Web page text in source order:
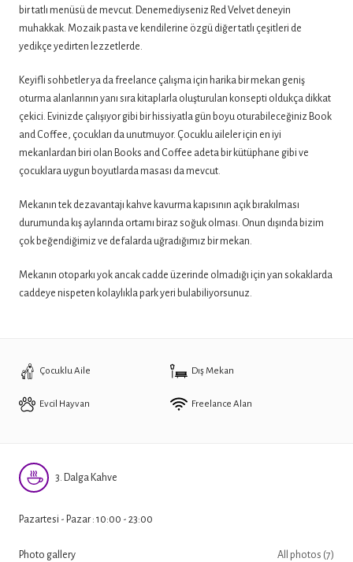
bir tatlı menüsü de mevcut. Denemediyseniz Red Velvet deneyin
muhakkak. Mozaik pasta ve kendilerine özgü diğer tatlı çeşitleri de
yedikçe yedirten lezzetlerde.
Keyifli sohbetler ya da freelance çalışma için harika bir mekan geniş
oturma alanlarının yanı sıra kitaplarla oluşturulan konsepti oldukça dikkat
çekici. Evinizde çalışıyor gibi bir hissiyatla gün boyu oturabileceğiniz Book
and Coffee, çocukları da unutmuyor. Çocuklu aileler için en iyi
mekanlardan biri olan Books and Coffee adeta bir kütüphane gibi ve
çocuklara uygun boyutlarda masası da mevcut.
Mekanın tek dezavantajı kahve kavurma kapısının açık bırakılması
durumunda kış aylarında ortamı biraz soğuk olması. Onun dışında bizim
çok beğendiğimiz ve defalarda uğradığımız bir mekan.
Mekanın otoparkı yok ancak cadde üzerinde olmadığı için yan sokaklarda
caddeye nispeten kolaylıkla park yeri bulabiliyorsunuz.
Çocuklu Aile Dış Mekan
Evcil Hayvan Freelance Alan
3. Dalga Kahve
Pazartesi - Pazar : 10:00 - 23:00
Photo gallery All photos (7)